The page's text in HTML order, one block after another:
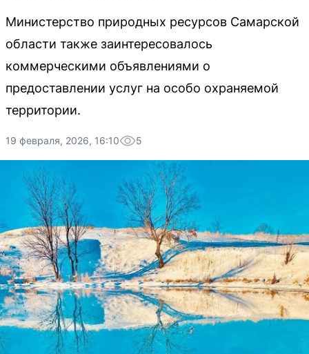
Министерство природных ресурсов Самарской
области также заинтересовалось
коммерческими объявлениями о
предоставлении услуг на особо охраняемой
территории.
19 февраля, 2026, 16:10 5